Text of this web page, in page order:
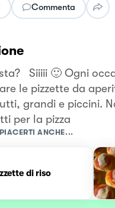
Commenta
Siiiii 🙂 Ogni
le pizzette da
grandi e piccini.
per la pizza
ANCHE...
di riso